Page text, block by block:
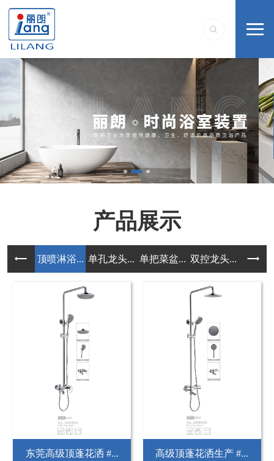
产品展示
顶喷淋浴... 单孔龙头... 单把菜盆... 双控龙头... 单把
东莞高级顶蓬花洒 #... 高级顶蓬花洒生产 #...